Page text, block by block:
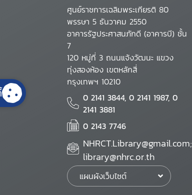
ศูนย์ราชการเฉลิมพระเกียรติ 80
พรรษา 5 ธันวาคม 2550
อาคารรัฐประศาสนภักดี (อาคารบี) ชั้น
7
120 หมู่ที่ 3 ถนนแจ้งวัฒนะ แขวง
ทุ่งสองห้อง เขตหลักสี่
กรุงเทพฯ 10210
0 2141 3844, 0 2141 1987, 0
2141 3881
0 2143 7746
NHRCT.Library@gmail.com;
library@nhrc.or.th
แผนผังเว็บไซต์